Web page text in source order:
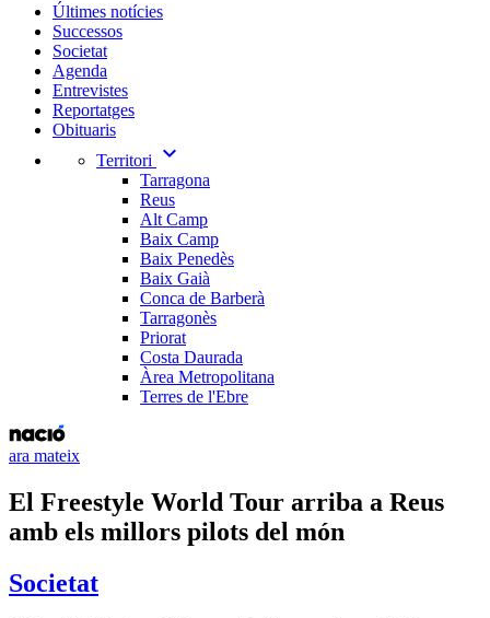
Últimes notícies
Successos
Societat
Agenda
Entrevistes
Reportatges
Obituaris
Territori
expand_more
Tarragona
Reus
Alt Camp
Baix Camp
Baix Penedès
Baix Gaià
Conca de Barberà
Tarragonès
Priorat
Costa Daurada
Àrea Metropolitana
Terres de l'Ebre
ara mateix
El Freestyle World Tour arriba a Reus
amb els millors pilots del món
Societat